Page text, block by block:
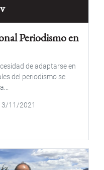
Periodismo en
de adaptarse en
del periodismo se
11/2021